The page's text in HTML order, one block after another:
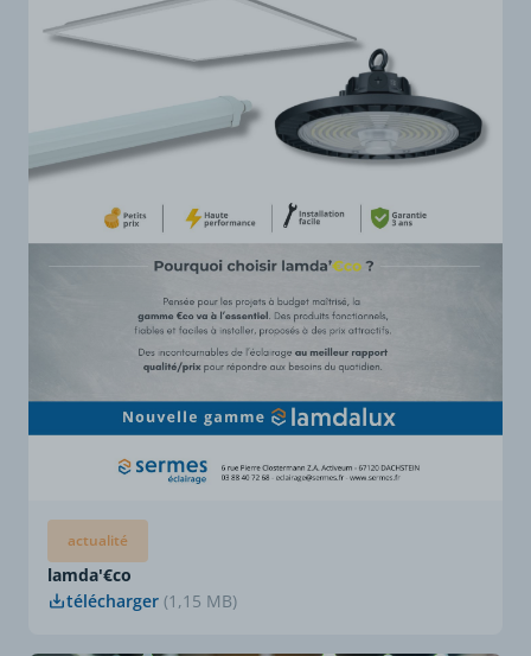
actualité
lamda'€co
télécharger (1,15 MB)